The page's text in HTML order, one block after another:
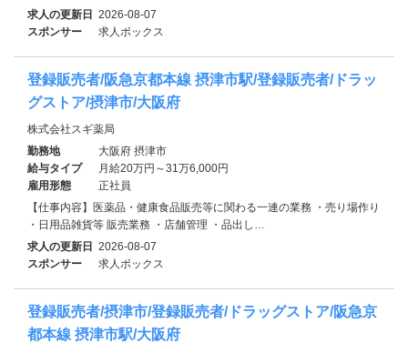
求人の更新日 2026-08-07
スポンサー
求人ボックス
登録販売者/阪急京都本線 摂津市駅/登録販売者/ドラッ
グストア/摂津市/大阪府
株式会社スギ薬局
勤務地
大阪府 摂津市
給与タイプ
月給20万円～31万6,000円
雇用形態
正社員
【仕事内容】医薬品・健康食品販売等に関わる一連の業務 ・売り場作り
・日用品雑貨等 販売業務 ・店舗管理 ・品出し…
求人の更新日 2026-08-07
スポンサー
求人ボックス
登録販売者/摂津市/登録販売者/ドラッグストア/阪急京
都本線 摂津市駅/大阪府